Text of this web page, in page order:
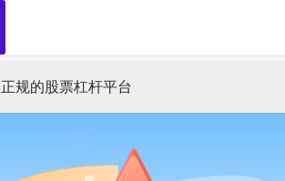
正规的股票杠杆平台